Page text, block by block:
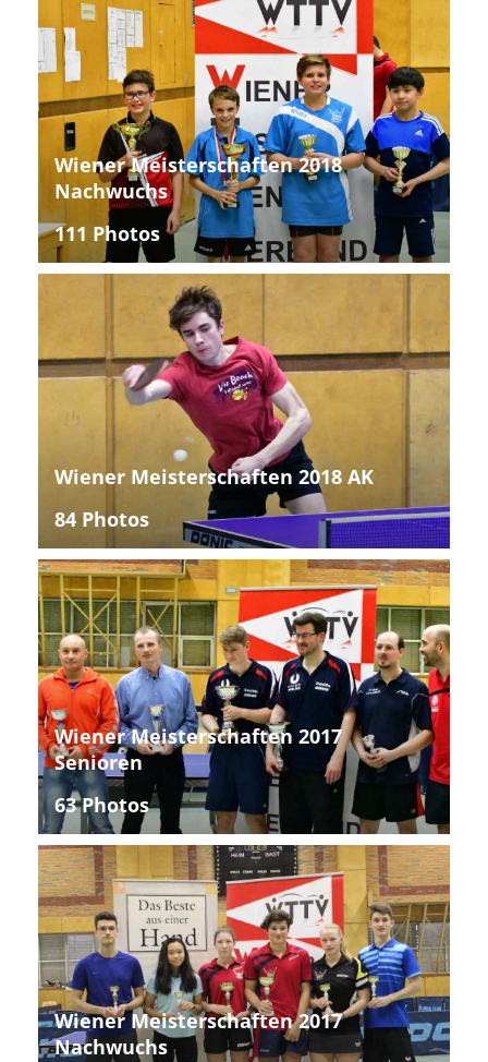
Wiener Meisterschaften 2018
Nachwuchs
111 Photos
Wiener Meisterschaften 2018 AK
84 Photos
Wiener Meisterschaften 2017
Senioren
63 Photos
Wiener Meisterschaften 2017
Nachwuchs